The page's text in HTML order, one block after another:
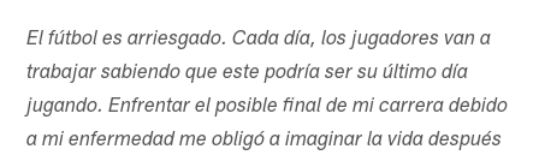
El fútbol es arriesgado. Cada día, los jugadores van a
trabajar sabiendo que este podría ser su último día
jugando. Enfrentar el posible final de mi carrera debido
a mi enfermedad me obligó a imaginar la vida después